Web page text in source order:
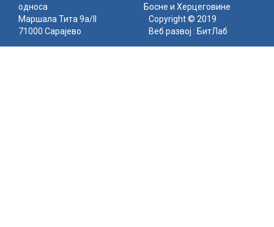
односа
Босне и Херцеговине
Маршала Тита 9а/II
71000 Сарајево
Copyright © 2019
Веб развој : БитЛаб